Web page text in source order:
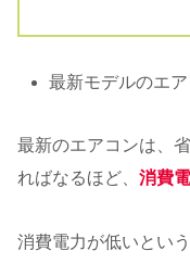
最新モデルのエ
最新のエアコンは、
ればなるほど、 消費
消費電力が低いという